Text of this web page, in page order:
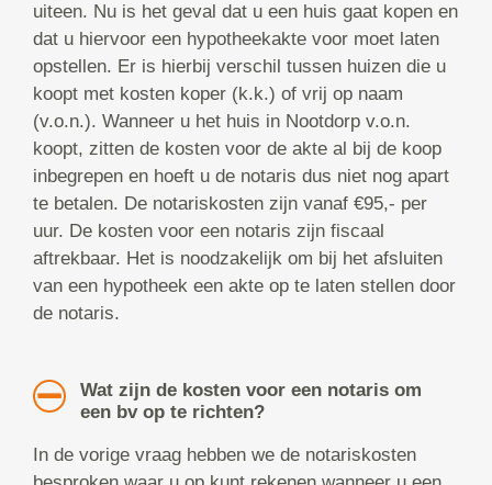
uiteen. Nu is het geval dat u een huis gaat kopen en
dat u hiervoor een hypotheekakte voor moet laten
opstellen. Er is hierbij verschil tussen huizen die u
koopt met kosten koper (k.k.) of vrij op naam
(v.o.n.). Wanneer u het huis in Nootdorp v.o.n.
koopt, zitten de kosten voor de akte al bij de koop
inbegrepen en hoeft u de notaris dus niet nog apart
te betalen. De notariskosten zijn vanaf €95,- per
uur. De kosten voor een notaris zijn fiscaal
aftrekbaar. Het is noodzakelijk om bij het afsluiten
van een hypotheek een akte op te laten stellen door
de notaris.
Wat zijn de kosten voor een notaris om
een bv op te richten?
In de vorige vraag hebben we de notariskosten